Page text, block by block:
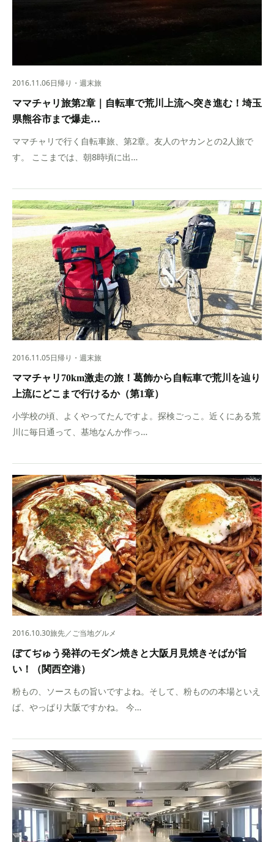
2016.11.06日帰り・週末旅
ママチャリ旅第2章｜自転車で荒川上流へ突き進む！埼玉
県熊谷市まで爆走…
ママチャリで行く自転車旅、第2章。友人のヤカンとの2人旅で
す。 ここまでは、朝8時頃に出…
2016.11.05日帰り・週末旅
ママチャリ70km激走の旅！葛飾から自転車で荒川を辿り
上流にどこまで行けるか（第1章）
小学校の頃、よくやってたんですよ。探検ごっこ。近くにある荒
川に毎日通って、基地なんか作っ…
2016.10.30旅先／ご当地グルメ
ぼてぢゅう発祥のモダン焼きと大阪月見焼きそばが旨
い！（関西空港）
粉もの、ソースもの旨いですよね。そして、粉ものの本場といえ
ば、やっぱり大阪ですかね。 今…